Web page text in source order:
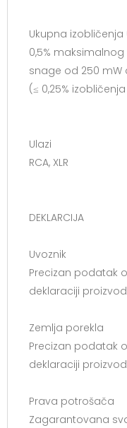
Ukupna izobličenja
0,5%
snage od 250 mW
(≤ 0,25% izobličenja
Ulazi
RCA, XLR
DEKLARCIJA
Uvoznik
Precizan podatak
deklaraciji
Zemlja porekla
Precizan podatak
deklaraciji
Prava potrošača
Zagarantovana